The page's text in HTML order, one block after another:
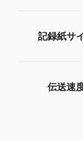
記録紙サ
伝送速